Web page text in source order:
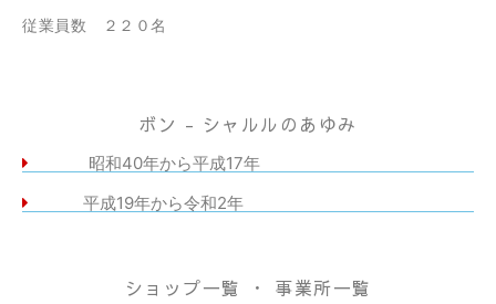
従業員数 ２２０名
ボン - シャルルのあゆみ
昭和40年から平成17年
平成19年から令和2年
ショップ一覧 ・ 事業所一覧